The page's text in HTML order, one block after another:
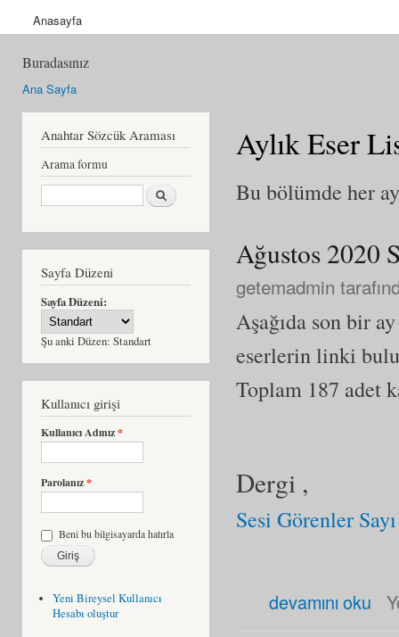
Anasayfa
Buradasınız
Ana Sayfa
Anahtar Sözcük Araması
Arama formu
Ara
Sayfa Düzeni
Sayfa Düzeni:
Şu anki Düzen: Standart
Kullanıcı girişi
Kullanıcı Adınız*
Parolanız*
Beni bu bilgisayarda hatırla
Yeni Bireysel Kullanıcı
Hesabı oluştur
Aylık Eser
Bu bölümde her
Ağustos 2020
getemadmin
Aşağıda son bir
eserlerin linki
Toplam 187 adet
Dergi ,
Sesi Görenler
devamını oku